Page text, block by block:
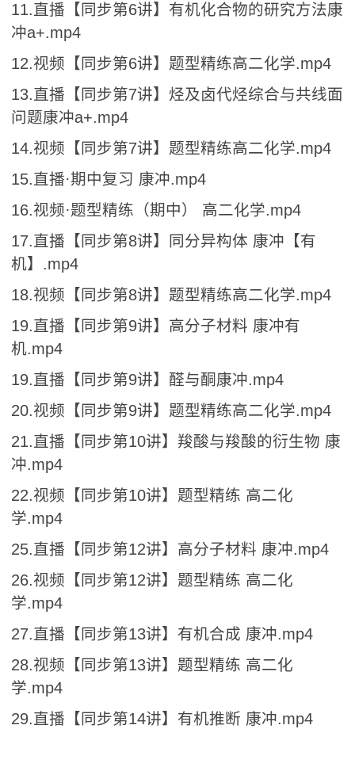
11.直播【同步第6讲】有机化合物的研究方法康
冲a+.mp4
12.视频【同步第6讲】题型精练高二化学.mp4
13.直播【同步第7讲】烃及卤代烃综合与共线面
问题康冲a+.mp4
14.视频【同步第7讲】题型精练高二化学.mp4
15.直播·期中复习 康冲.mp4
16.视频·题型精练（期中） 高二化学.mp4
17.直播【同步第8讲】同分异构体 康冲【有
机】.mp4
18.视频【同步第8讲】题型精练高二化学.mp4
19.直播【同步第9讲】高分子材料 康冲有
机.mp4
19.直播【同步第9讲】醛与酮康冲.mp4
20.视频【同步第9讲】题型精练高二化学.mp4
21.直播【同步第10讲】羧酸与羧酸的衍生物 康
冲.mp4
22.视频【同步第10讲】题型精练 高二化
学.mp4
25.直播【同步第12讲】高分子材料 康冲.mp4
26.视频【同步第12讲】题型精练 高二化
学.mp4
27.直播【同步第13讲】有机合成 康冲.mp4
28.视频【同步第13讲】题型精练 高二化
学.mp4
29.直播【同步第14讲】有机推断 康冲.mp4